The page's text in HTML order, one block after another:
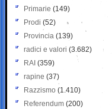
Primarie (149)
Prodi (52)
Provincia (139)
radici e valori (3.682)
RAI (359)
rapine (37)
Razzismo (1.410)
Referendum (200)